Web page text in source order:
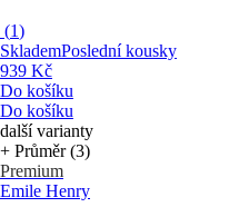
(1)
SklademPoslední kousky
939 Kč
Do košíku
Do košíku
další varianty
+ Průměr (3)
Premium
Emile Henry